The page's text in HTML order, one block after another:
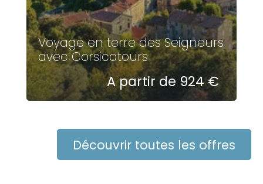
Voyage en terre des Seigneurs
avec Corsicatours
A partir de 924 €
Découvrir toutes les offres